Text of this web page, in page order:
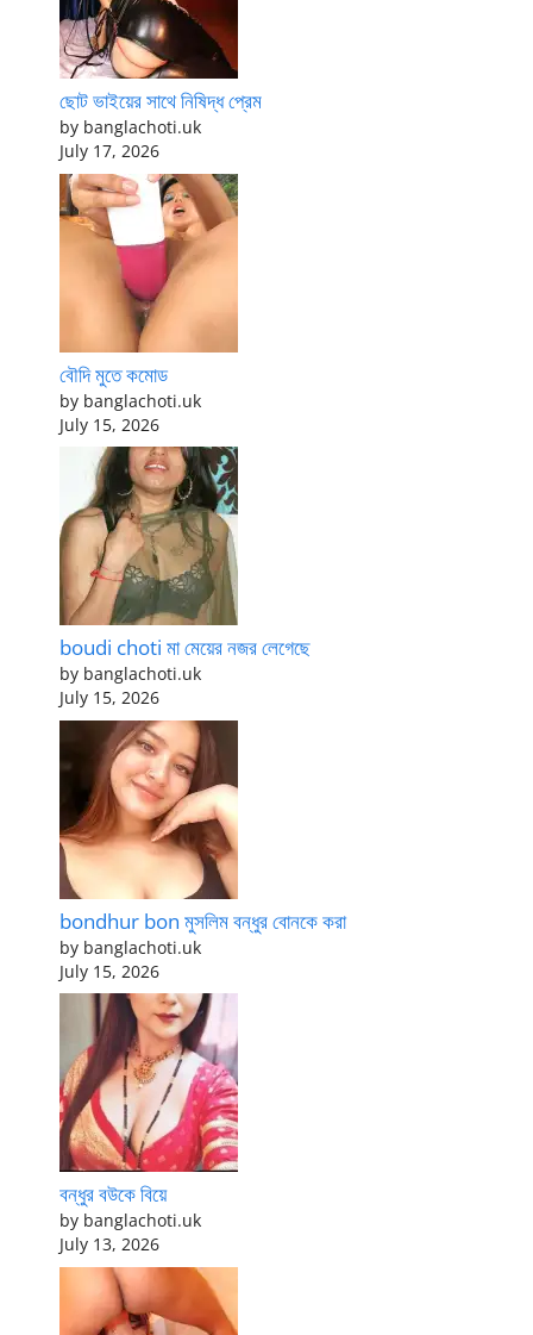
ছোট ভাইয়ের সাথে নিষিদ্ধ প্রেম
by banglachoti.uk
July 17, 2026
বৌদি মুতে কমোড
by banglachoti.uk
July 15, 2026
boudi choti মা মেয়ের নজর লেগেছে
by banglachoti.uk
July 15, 2026
bondhur bon মুসলিম বন্ধুর বোনকে করা
by banglachoti.uk
July 15, 2026
বন্ধুর বউকে বিয়ে
by banglachoti.uk
July 13, 2026